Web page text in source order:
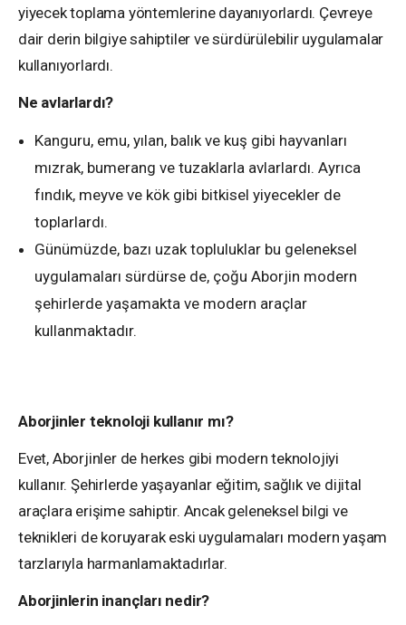
yiyecek toplama yöntemlerine dayanıyorlardı. Çevreye
dair derin bilgiye sahiptiler ve sürdürülebilir uygulamalar
kullanıyorlardı.
Ne avlarlardı?
Kanguru, emu, yılan, balık ve kuş gibi hayvanları
mızrak, bumerang ve tuzaklarla avlarlardı. Ayrıca
fındık, meyve ve kök gibi bitkisel yiyecekler de
toplarlardı.
Günümüzde, bazı uzak topluluklar bu geleneksel
uygulamaları sürdürse de, çoğu Aborjin modern
şehirlerde yaşamakta ve modern araçlar
kullanmaktadır.
Aborjinler teknoloji kullanır mı?
Evet, Aborjinler de herkes gibi modern teknolojiyi
kullanır. Şehirlerde yaşayanlar eğitim, sağlık ve dijital
araçlara erişime sahiptir. Ancak geleneksel bilgi ve
teknikleri de koruyarak eski uygulamaları modern yaşam
tarzlarıyla harmanlamaktadırlar.
Aborjinlerin inançları nedir?